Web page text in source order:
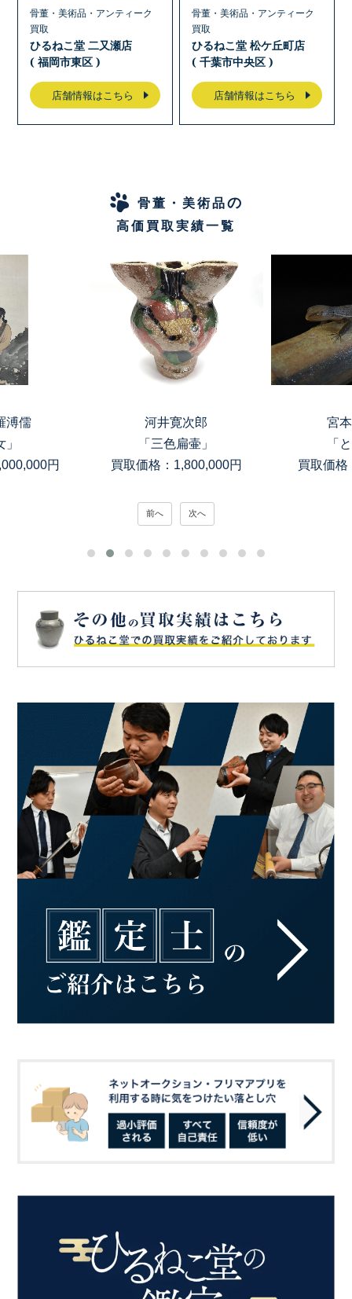
骨董・美術品・アンティーク
買取
ひるねこ堂 二又瀬店
( 福岡市東区 )
店舗情報はこちら
骨董・美術品・アンティーク
買取
ひるねこ堂 松ケ丘町店
( 千葉市中央区 )
店舗情報はこちら
骨董・美術品の
高価買取実績一覧
儒
円
河井寛次郎
「三色扁壷」
買取価格：1,800,000円
宮本
「と
買取価格
前へ 次へ